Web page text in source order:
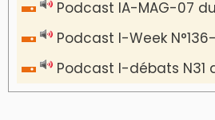
Podcast IA-MAG-07
Podcast I-Week
Podcast I-débats N31